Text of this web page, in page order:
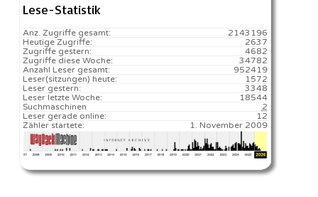
Lese-Statistik
2143196
Anz. Zugriffe gesamt:
2637
Heutige Zugriffe:
4682
Zugriffe gestern:
34782
Zugriffe diese Woche:
952419
Anzahl Leser gesamt:
1572️
Leser(sitzungen) heute:
3348
Leser gestern:
18544️
Leser letzte Woche:
2
Suchmaschinen
12
Leser gerade online:
1. November 2009
Zähler startete: